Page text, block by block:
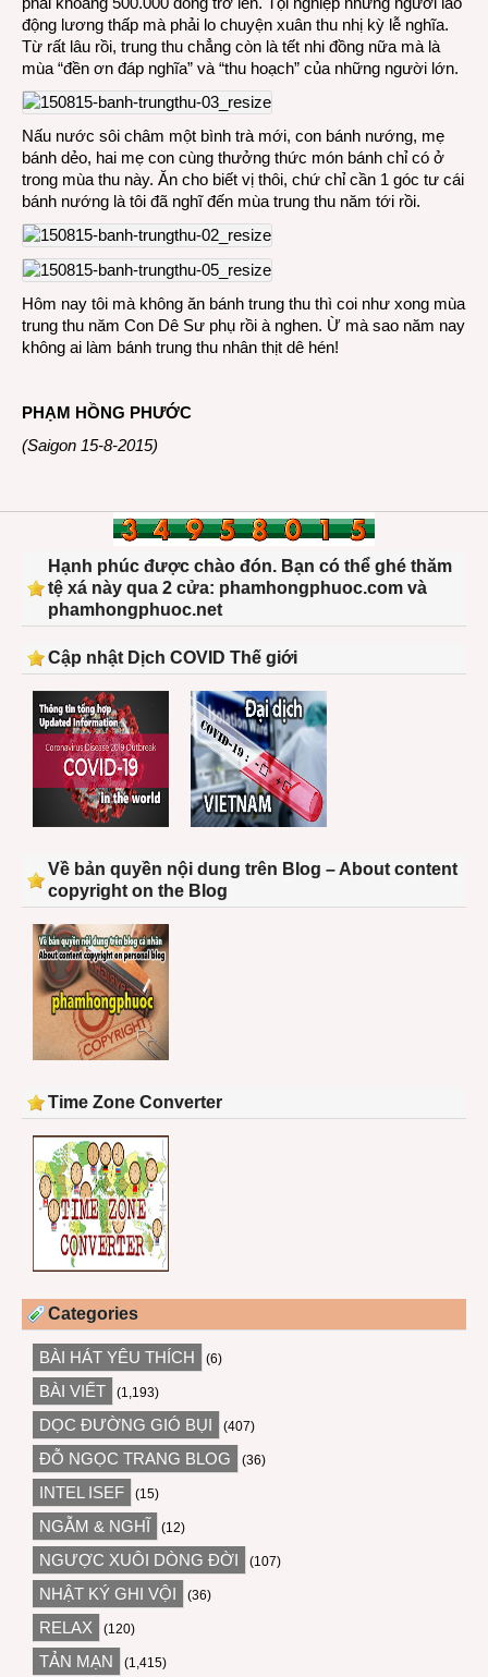
động lương thấp mà phải lo chuyện xuân thu nhị kỳ lễ nghĩa.
Từ rất lâu rồi, trung thu chẳng còn là tết nhi đồng nữa mà là
mùa “đền ơn đáp nghĩa” và “thu hoạch” của những người lớn.
Nấu nước sôi châm một bình trà mới, con bánh nướng, mẹ
bánh dẻo, hai mẹ con cùng thưởng thức món bánh chỉ có ở
trong mùa thu này. Ăn cho biết vị thôi, chứ chỉ cần 1 góc tư cái
bánh nướng là tôi đã nghĩ đến mùa trung thu năm tới rồi.
Hôm nay tôi mà không ăn bánh trung thu thì coi như xong mùa
trung thu năm Con Dê Sư phụ rồi à nghen. Ừ mà sao năm nay
không ai làm bánh trung thu nhân thịt dê hén!
PHẠM HỒNG PHƯỚC
(Saigon 15-8-2015)
Hạnh phúc được chào đón. Bạn có thể ghé thăm
tệ xá này qua 2 cửa: phamhongphuoc.com và
phamhongphuoc.net
Cập nhật Dịch COVID Thế giới
Về bản quyền nội dung trên Blog – About content
copyright on the Blog
Time Zone Converter
Categories
BÀI HÁT YÊU THÍCH (6)
BÀI VIẾT (1,193)
DỌC ĐƯỜNG GIÓ BỤI (407)
ĐỖ NGỌC TRANG BLOG (36)
INTEL ISEF (15)
NGẪM & NGHĨ (12)
NGƯỢC XUÔI DÒNG ĐỜI (107)
NHẬT KÝ GHI VỘI (36)
RELAX (120)
TẢN MẠN (1,415)